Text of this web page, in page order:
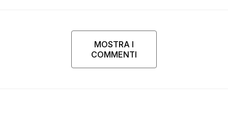
MOSTRA I
COMMENTI